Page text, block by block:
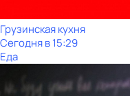
Грузинская кухня
Сегодня в 15:29
Еда